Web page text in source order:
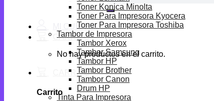
No hay productos en el carrito.
Carrito
Toner Konica Minolta
Toner Para Impresora Kyocera
Toner Para Impresora Toshiba
Tambor de Impresora
Tambor Xerox
Tambor Samsung
Tambor HP
Tambor Brother
Tambor Canon
Drum HP
Tinta Para Impresora